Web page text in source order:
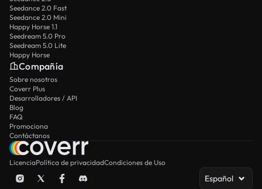
Seedance 2.0 Fast
Seedance 2.0 Mini
Happy Horse 1.1
Seedream 5.0 Pro
Seedream 5.0 Lite
Happy Horse
Compañía
Sobre nosotros
Coverr Plus
Desarrolladores / API
Blog
FAQ
Promociona
Contáctanos
LicenciaPolítica de privacidadCondiciones de Uso
Español